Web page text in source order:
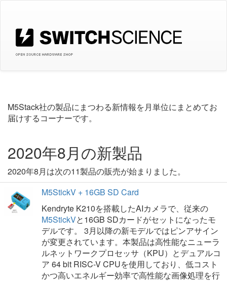
M5Stack社の製品にまつわる新情報を月単位にまとめてお
届けするコーナーです。
2020年8月の新製品
2020年8月は次の11製品の販売が始まりました。
M5StickV + 16GB SD Card
Kendryte K210を搭載したAIカメラで、従来の
M5StickVと16GB SDカードがセットになったモ
デルです。 3月以降の新モデルではピンアサイン
が変更されています。本製品は高性能なニューラ
ルネットワークプロセッサ（KPU）とデュアルコ
ア 64 bit RISC-V CPUを使用しており、低コスト
かつ高いエネルギー効率で高性能な画像処理を行